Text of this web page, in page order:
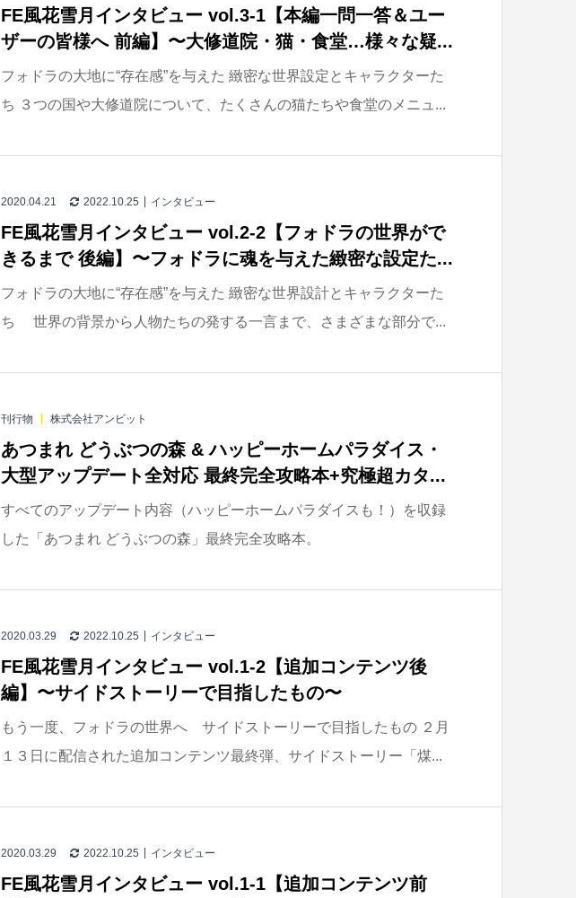
FE風花雪月インタビュー vol.3-1【本編一問一答＆ユー
ザーの皆様へ 前編】〜大修道院・猫・食堂…様々な疑...
フォドラの大地に“存在感”を与えた 緻密な世界設定とキャラクターた
ち ３つの国や大修道院について、たくさんの猫たちや食堂のメニュ...
2020.04.21 2022.10.25 インタビュー
FE風花雪月インタビュー vol.2-2【フォドラの世界がで
きるまで 後編】〜フォドラに魂を与えた緻密な設定た...
フォドラの大地に“存在感”を与えた 緻密な世界設計とキャラクターた
ち 世界の背景から人物たちの発する一言まで、さまざまな部分で...
刊行物 株式会社アンビット
あつまれ どうぶつの森 & ハッピーホームパラダイス・
大型アップデート全対応 最終完全攻略本+究極超カタ...
すべてのアップデート内容（ハッピーホームパラダイスも！）を収録
した「あつまれ どうぶつの森」最終完全攻略本。
2020.03.29 2022.10.25 インタビュー
FE風花雪月インタビュー vol.1-2【追加コンテンツ後
編】〜サイドストーリーで目指したもの〜
もう一度、フォドラの世界へ サイドストーリーで目指したもの ２月
１３日に配信された追加コンテンツ最終弾、サイドストーリー「煤...
2020.03.29 2022.10.25 インタビュー
FE風花雪月インタビュー vol.1-1【追加コンテンツ前